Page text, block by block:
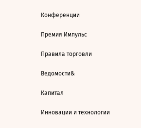
Конференции
Премия Импульс
Правила торговли
Ведомости&
Капитал
Инновации и технологии